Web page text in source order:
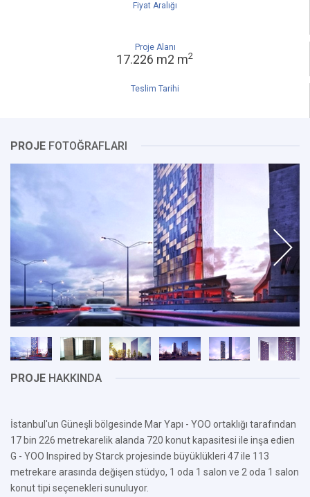
Fiyat Aralığı
Proje Alanı
17.226 m2 m2
Teslim Tarihi
PROJE FOTOĞRAFLARI
PROJE HAKKINDA
İstanbul'un Güneşli bölgesinde Mar Yapı - YOO ortaklığı tarafından
17 bin 226 metrekarelik alanda 720 konut kapasitesi ile inşa edien
G - YOO Inspired by Starck projesinde büyüklükleri 47 ile 113
metrekare arasında değişen stüdyo, 1 oda 1 salon ve 2 oda 1 salon
konut tipi seçenekleri sunuluyor.